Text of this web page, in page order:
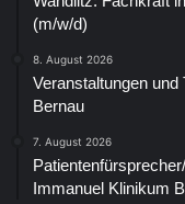
(m/w/d)
8. August 2026
Veranstaltungen
Bernau
7. August 2026
Immanuel Klinikum